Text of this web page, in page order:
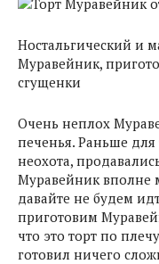
Ностальгический и
Муравейник,
сгущенки
Очень неплох
печенья. Раньше для
неохота,
Муравейник вполне
давайте не будем
приготовим
что это торт по
готовил ничего